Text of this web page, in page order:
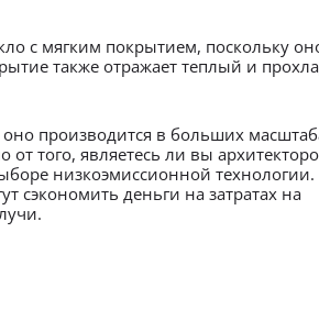
с мягким покрытием, поскольку
также отражает теплый и
производится в больших
того, являетесь ли вы
низкоэмиссионной технологии.
сэкономить деньги на затратах на